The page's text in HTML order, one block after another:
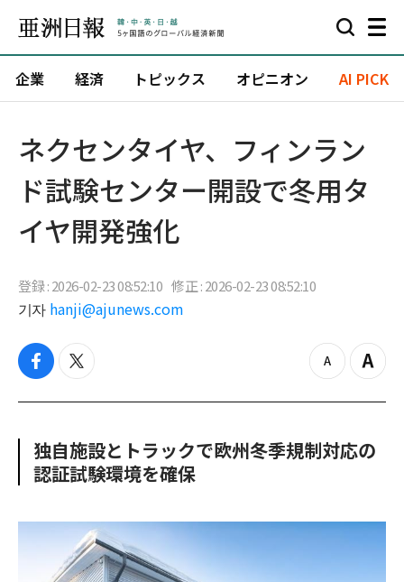
企業 経済 トピックス オピニオン AI PICK
ネクセンタイヤ、フィンラン
ド試験センター開設で冬用タ
イヤ開発強化
登録 : 2026-02-23 08:52:10 修正 : 2026-02-23 08:52:10
기자 hanji@ajunews.com
f
c
o
o
k
t
i
e
r
z
o
u
Z
o
n
独自施設とトラックで欧州冬季規制対応の
認証試験環境を確保